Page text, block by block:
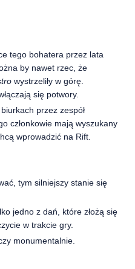
tego bohatera przez lata
by nawet rzec, że
wystrzeliły w górę.
się potwory.
przez zespół
członkowie mają wyszukany
wprowadzić na Rift.
tym silniejszy stanie się
jedno z dań, które złożą się
w trakcie gry.
monumentalnie.